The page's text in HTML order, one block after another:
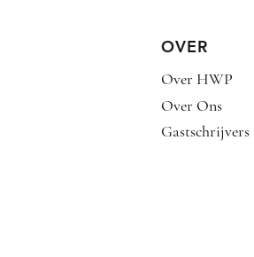
OVER
Over HWP
Over Ons
Gastschrijvers